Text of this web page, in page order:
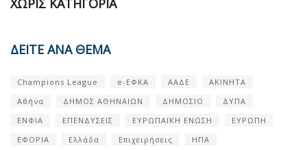
ΔΕΙΤΕ ΑΝΑ ΘΕΜΑ
Champions League e-ΕΦΚΑ ΑΑΔΕ
ΑΚΙΝΗΤΑ
Αθήνα
ΔΗΜΟΣ ΑΘΗΝΑΙΩΝ ΔΗΜΟΣΙΟ
ΔΥΠΑ
ΕΝΦΙΑ
ΕΠΕΝΔΥΣΕΙΣ ΕΥΡΩΠΑΪΚΗ ΕΝΩΣΗ
ΕΥΡΩΠΗ
ΕΦΟΡΙΑ
Ελλάδα Επιχειρήσεις
ΗΠΑ